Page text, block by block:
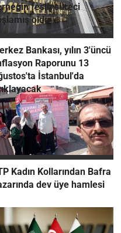
fesih süreci
oldu
Bankası, yılın 3'üncü
Raporunu 13
İstanbul'da
Kadın Kollarından Bafra
dev üye hamlesi